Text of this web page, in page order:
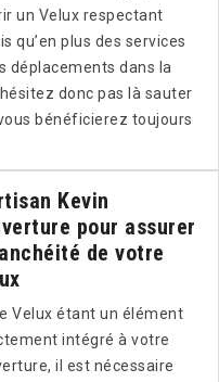
un Velux respectant
qu’en plus des services
déplacements dans la
donc pas là sauter
bénéficierez toujours
Kevin
pour assurer
de votre
Velux étant un élément
intégré à votre
il est nécessaire